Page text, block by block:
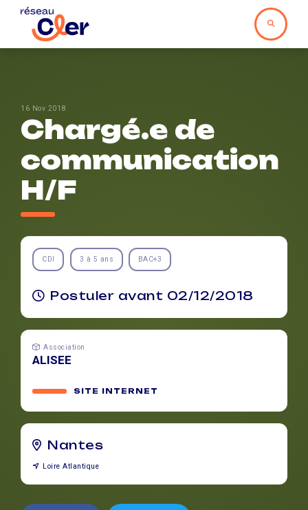
16 Nov 2018
Chargé.e de
communication
H/F
CDI 3 à 5 ans BAC+3
Postuler avant 02/12/2018
Association
ALISEE
SITE INTERNET
Nantes
Loire Atlantique